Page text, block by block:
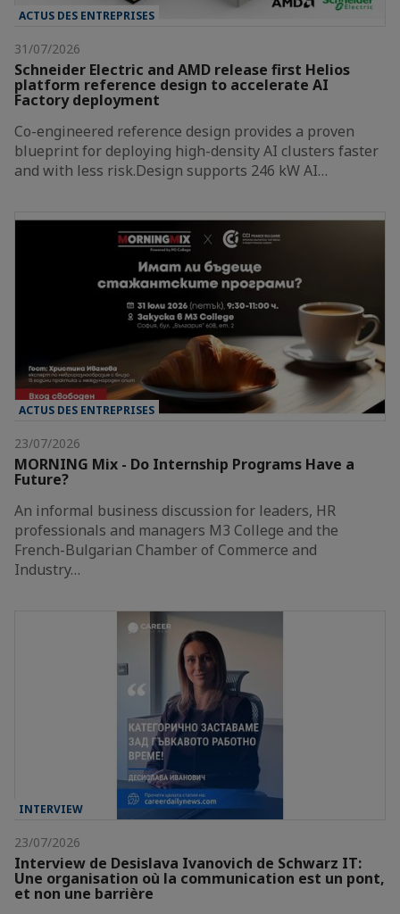
ACTUS DES ENTREPRISES
31/07/2026
Schneider Electric and AMD release first Helios
platform reference design to accelerate AI
Factory deployment
Co-engineered reference design provides a proven
blueprint for deploying high-density AI clusters faster
and with less risk.Design supports 246 kW AI…
ACTUS DES ENTREPRISES
23/07/2026
MORNING Mix - Do Internship Programs Have a
Future?
An informal business discussion for leaders, HR
professionals and managers M3 College and the
French-Bulgarian Chamber of Commerce and
Industry…
INTERVIEW
23/07/2026
Interview de Desislava Ivanovich de Schwarz IT:
Une organisation où la communication est un pont,
et non une barrière